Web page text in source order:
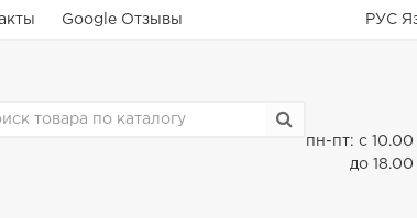
Google Отзывы РУС
пн-пт: с 10.00
до 18.00